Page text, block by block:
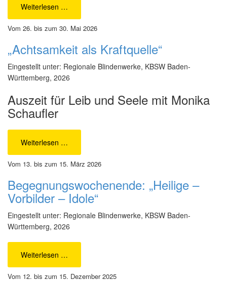
Weiterlesen …
Vom 26. bis zum 30. Mai 2026
„Achtsamkeit als Kraftquelle“
Eingestellt unter: Regionale Blindenwerke, KBSW Baden-
Württemberg, 2026
Auszeit für Leib und Seele mit Monika
Schaufler
Weiterlesen …
Vom 13. bis zum 15. März 2026
Begegnungswochenende: „Heilige –
Vorbilder – Idole“
Eingestellt unter: Regionale Blindenwerke, KBSW Baden-
Württemberg, 2026
Weiterlesen …
Vom 12. bis zum 15. Dezember 2025